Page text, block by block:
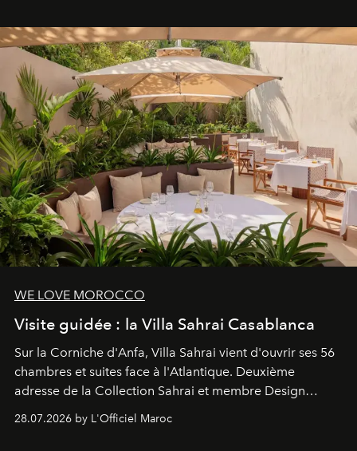
entièreté, entre science des émotions et rituels
reposants.
WE LOVE MOROCCO
Visite guidée : la Villa Sahrai Casablanca
Sur la Corniche d'Anfa, Villa Sahrai vient d'ouvrir ses 56
chambres et suites face à l'Atlantique. Deuxième
adresse de la Collection Sahrai et membre Design
Hotels, ce boutique-hôtel cinq étoiles signé Christophe
Pillet promet un lieu de vie complet. On y a déjeuné…
28.07.2026 by L'Officiel Maroc